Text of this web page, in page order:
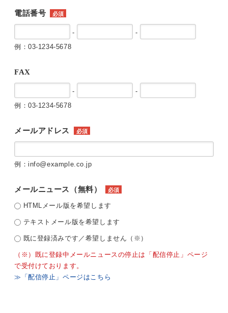
電話番号 必須
-
-
例：03-1234-5678
FAX
-
-
例：03-1234-5678
メールアドレス 必須
例：info@example.co.jp
メールニュース（無料） 必須
HTMLメール版を希望します
テキストメール版を希望します
既に登録済みです／希望しません（※）
（※）既に登録中メールニュースの停止は「配信停止」ページ
で受付けております。
≫「配信停止」ページはこちら